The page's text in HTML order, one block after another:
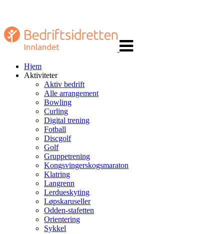
navigasjon
Hjem
Aktiviteter
Aktiv bedrift
Alle arrangement
Bowling
Curling
Digital trening
Fotball
Discgolf
Golf
Gruppetrening
Kongsvingerskogsmaraton
Klatring
Langrenn
Lerdueskyting
Løpskaruseller
Odden-stafetten
Orientering
Sykkel